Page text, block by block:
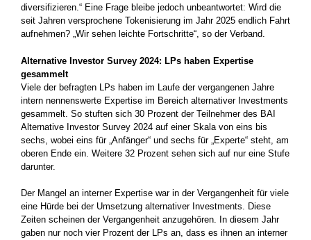
diversifizieren.“ Eine Frage bleibe jedoch unbeantwortet: Wird die
seit Jahren versprochene Tokenisierung im Jahr 2025 endlich Fahrt
aufnehmen? „Wir sehen leichte Fortschritte“, so der Verband.
Alternative Investor Survey 2024: LPs haben Expertise
gesammelt
Viele der befragten LPs haben im Laufe der vergangenen Jahre
intern nennenswerte Expertise im Bereich alternativer Investments
gesammelt. So stuften sich 30 Prozent der Teilnehmer des BAI
Alternative Investor Survey 2024 auf einer Skala von eins bis
sechs, wobei eins für „Anfänger“ und sechs für „Experte“ steht, am
oberen Ende ein. Weitere 32 Prozent sehen sich auf nur eine Stufe
darunter.
Der Mangel an interner Expertise war in der Vergangenheit für viele
eine Hürde bei der Umsetzung alternativer Investments. Diese
Zeiten scheinen der Vergangenheit anzugehören. In diesem Jahr
gaben nur noch vier Prozent der LPs an, dass es ihnen an interner